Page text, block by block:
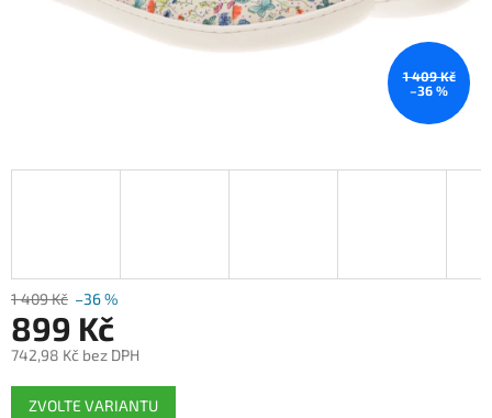
1 409 Kč
–36 %
1 409 Kč –36 %
899 Kč
742,98 Kč bez DPH
Měrná
cena:
ZVOLTE VARIANTU